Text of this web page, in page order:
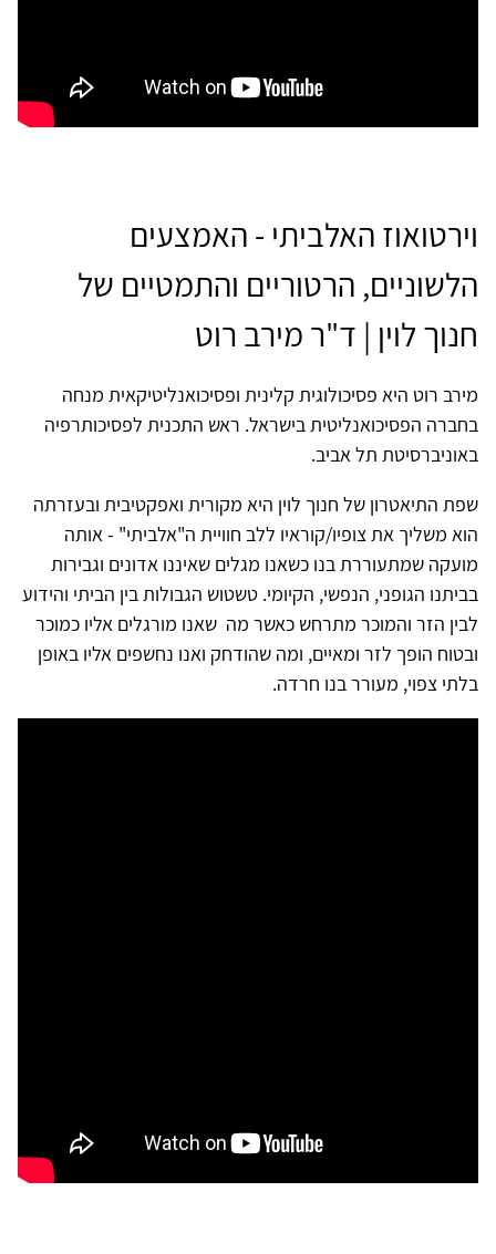
וירטואוז האלביתי - האמצעים
הלשוניים, הרטוריים והתמטיים של
חנוך לוין | ד"ר מירב רוט
מירב רוט היא פסיכולוגית קלינית ופסיכואנליטיקאית מנחה
בחברה הפסיכואנליטית בישראל. ראש התכנית לפסיכותרפיה
באוניברסיטת תל אביב.
שפת התיאטרון של חנוך לוין היא מקורית ואפקטיבית ובעזרתה
הוא משליך את צופיו/קוראיו ללב חוויית ה"אלביתי" - אותה
מועקה שמתעוררת בנו כשאנו מגלים שאיננו אדונים וגבירות
בביתנו הגופני, הנפשי, הקיומי. טשטוש הגבולות בין הביתי והידוע
לבין הזר והמוכר מתרחש כאשר מה שאנו מורגלים אליו כמוכר
ובטוח הופך לזר ומאיים, ומה שהודחק ואנו נחשפים אליו באופן
בלתי צפוי, מעורר בנו חרדה.